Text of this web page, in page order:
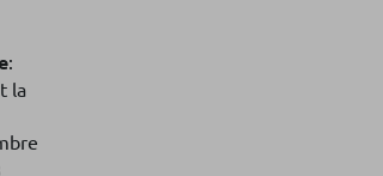
:
la